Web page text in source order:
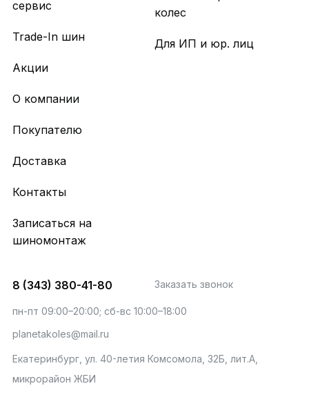
сервис
Trade-In шин
Акции
колес
Для ИП и юр. лиц
О компании
Покупателю
Доставка
Контакты
Записаться на
шиномонтаж
8 (343) 380-41-80 Заказать звонок
пн-пт 09:00–20:00; сб-вс 10:00–18:00
planetakoles@mail.ru
Екатеринбург, ул. 40-летия Комсомола, 32Б, лит.А,
микрорайон ЖБИ